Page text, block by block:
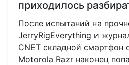
приходилось
После испытаний на
JerryRigEverything и
CNET складной смартфон
Motorola Razr наконец